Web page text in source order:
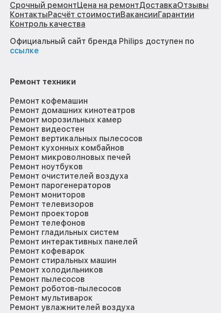
Срочный ремонтЦена на ремонтДоставкаОтзывы
КонтактыРасчёт стоимостиВакансииГарантии
Контроль качества
Официальный сайт бренда Philips доступен по
ссылке
Ремонт техники
Ремонт кофемашин
Ремонт домашних кинотеатров
Ремонт морозильных камер
Ремонт видеостен
Ремонт вертикальных пылесосов
Ремонт кухонных комбайнов
Ремонт микроволновых печей
Ремонт ноутбуков
Ремонт очистителей воздуха
Ремонт парогенераторов
Ремонт мониторов
Ремонт телевизоров
Ремонт проекторов
Ремонт телефонов
Ремонт гладильных систем
Ремонт интерактивных панелей
Ремонт кофеварок
Ремонт стиральных машин
Ремонт холодильников
Ремонт пылесосов
Ремонт роботов-пылесосов
Ремонт мультиварок
Ремонт увлажнителей воздуха